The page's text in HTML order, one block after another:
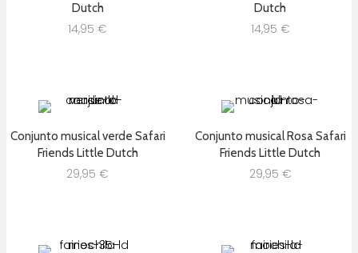
Dutch
14,95 €
Dutch
14,95 €
Conjunto musical verde Safari
Friends Little Dutch
29,95 €
Conjunto musical Rosa Safari
Friends Little Dutch
29,95 €